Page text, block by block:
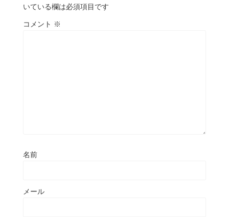
いている欄は必須項目です
コメント ※
名前
メール